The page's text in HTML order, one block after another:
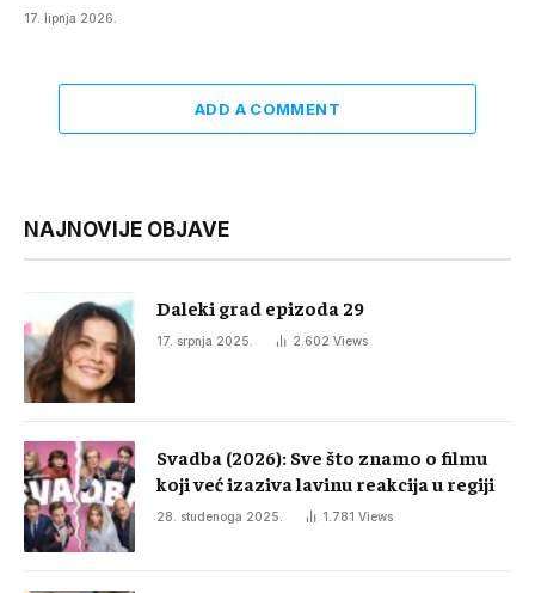
17. lipnja 2026.
ADD A COMMENT
NAJNOVIJE OBJAVE
Daleki grad epizoda 29
17. srpnja 2025. 2.602 Views
Svadba (2026): Sve što znamo o filmu
koji već izaziva lavinu reakcija u regiji
28. studenoga 2025. 1.781 Views